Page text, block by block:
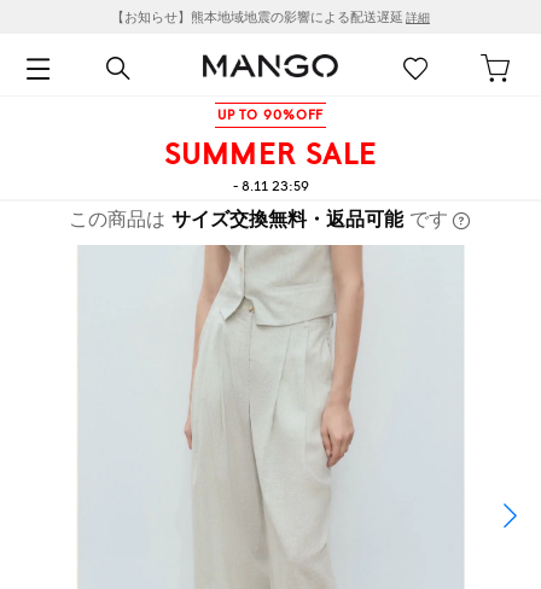
【お知らせ】熊本地域地震の影響による配送遅延 詳細
UP TO 90%OFF
SUMMER SALE
- 8.11 23:59
この商品は サイズ交換無料・返品可能 です